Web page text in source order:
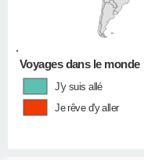
•
Voyages dans le monde
J'y suis allé
Je rêve d'y aller